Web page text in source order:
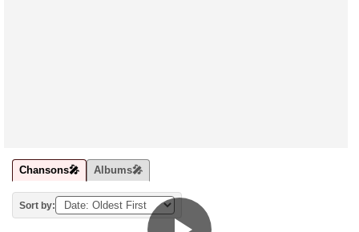
Chansons🎤 Albums🎤
Sort by: